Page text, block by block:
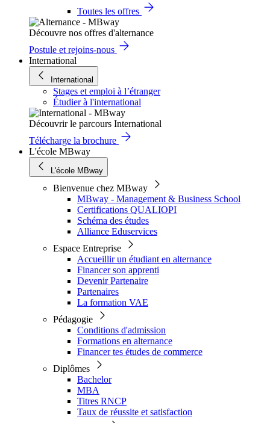
Toutes les offres
Découvre nos offres d'alternance
Postule et rejoins-nous
International
International
Stages et emploi à l’étranger
Étudier à l'international
Découvrir le parcours International
Télécharge la brochure
L'école MBway
L'école MBway
Bienvenue chez MBway
MBway - Management & Business School
Certifications QUALIOPI
Schéma des études
Alliance Eduservices
Espace Entreprise
Accueillir un étudiant en alternance
Financer son apprenti
Devenir Partenaire
Partenaires
La formation VAE
Pédagogie
Conditions d'admission
Formations en alternance
Financer tes études de commerce
Diplômes
Bachelor
MBA
Titres RNCP
Taux de réussite et satisfaction